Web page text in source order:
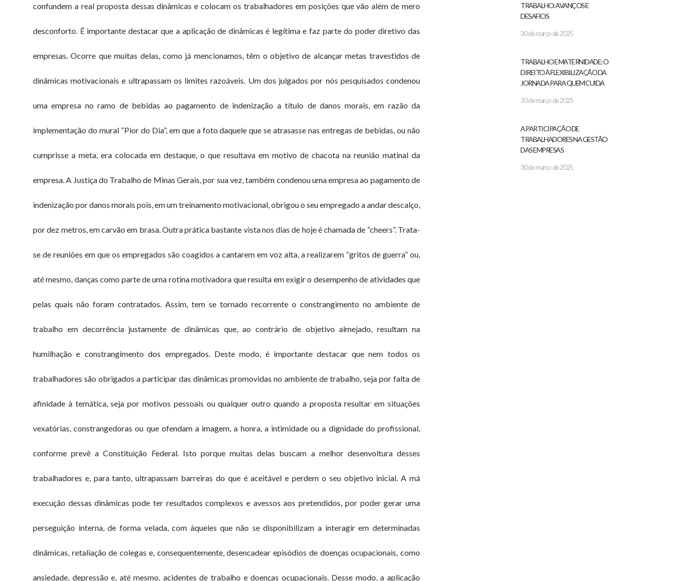
confundem a real proposta dessas dinâmicas e colocam os trabalhadores em posições que vão além de mero
desconforto. É importante destacar que a aplicação de dinâmicas é legítima e faz parte do poder diretivo das
empresas. Ocorre que muitas delas, como já mencionamos, têm o objetivo de alcançar metas travestidos de
dinâmicas motivacionais e ultrapassam os limites razoáveis. Um dos julgados por nós pesquisados condenou
uma empresa no ramo de bebidas ao pagamento de indenização a título de danos morais, em razão da
implementação do mural “Pior do Dia”, em que a foto daquele que se atrasasse nas entregas de bebidas, ou não
cumprisse a meta, era colocada em destaque, o que resultava em motivo de chacota na reunião matinal da
empresa. A Justiça do Trabalho de Minas Gerais, por sua vez, também condenou uma empresa ao pagamento de
indenização por danos morais pois, em um treinamento motivacional, obrigou o seu empregado a andar descalço,
por dez metros, em carvão em brasa. Outra prática bastante vista nos dias de hoje é chamada de “cheers”. Trata-
se de reuniões em que os empregados são coagidos a cantarem em voz alta, a realizarem “gritos de guerra” ou,
até mesmo, danças como parte de uma rotina motivadora que resulta em exigir o desempenho de atividades que
pelas quais não foram contratados. Assim, tem se tornado recorrente o constrangimento no ambiente de
trabalho em decorrência justamente de dinâmicas que, ao contrário de objetivo almejado, resultam na
humilhação e constrangimento dos empregados. Deste modo, é importante destacar que nem todos os
trabalhadores são obrigados a participar das dinâmicas promovidas no ambiente de trabalho, seja por falta de
afinidade à temática, seja por motivos pessoais ou qualquer outro quando a proposta resultar em situações
vexatórias, constrangedoras ou que ofendam a imagem, a honra, a intimidade ou a dignidade do profissional,
conforme prevê a Constituição Federal. Isto porque muitas delas buscam a melhor desenvoltura desses
trabalhadores e, para tanto, ultrapassam barreiras do que é aceitável e perdem o seu objetivo inicial. A má
execução dessas dinâmicas pode ter resultados complexos e avessos aos pretendidos, por poder gerar uma
perseguição interna, de forma velada, com àqueles que não se disponibilizam a interagir em determinadas
dinâmicas, retaliação de colegas e, consequentemente, desencadear episódios de doenças ocupacionais, como
ansiedade, depressão e, até mesmo, acidentes de trabalho e doenças ocupacionais. Desse modo, a aplicação
TRABALHO: AVANÇOS E
DESAFIOS
30 de março de 2025
TRABALHO E MATERNIDADE: O
DIREITO À FLEXIBILIZAÇÃO DA
JORNADA PARA QUEM CUIDA
30 de março de 2025
A PARTICIPAÇÃO DE
TRABALHADORES NA GESTÃO
DAS EMPRESAS
30 de março de 2025